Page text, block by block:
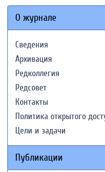
О журнале
Сведения
Архивация
Редколлегия
Редсовет
Контакты
Политика открытого
Цели и задачи
Публикации